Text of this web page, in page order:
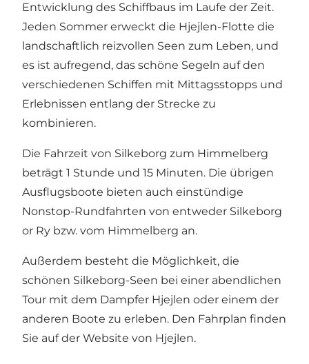
Entwicklung des Schiffbaus im Laufe der Zeit.
Jeden Sommer erweckt die Hjejlen-Flotte die
landschaftlich reizvollen Seen zum Leben, und
es ist aufregend, das schöne Segeln auf den
verschiedenen Schiffen mit Mittagsstopps und
Erlebnissen entlang der Strecke zu
kombinieren.
Die Fahrzeit von Silkeborg zum Himmelberg
beträgt 1 Stunde und 15 Minuten. Die übrigen
Ausflugsboote bieten auch einstündige
Nonstop-Rundfahrten von entweder Silkeborg
or Ry bzw. vom Himmelberg an.
Außerdem besteht die Möglichkeit, die
schönen Silkeborg-Seen bei einer abendlichen
Tour mit dem Dampfer Hjejlen oder einem der
anderen Boote zu erleben. Den Fahrplan finden
Sie auf der Website von Hjejlen.